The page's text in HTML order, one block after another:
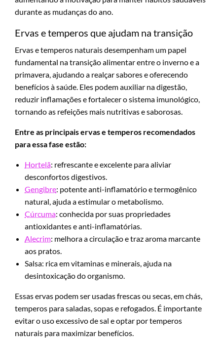
durante as mudanças do ano.
Ervas e temperos que ajudam na transição
Ervas e temperos naturais desempenham um papel
fundamental na transição alimentar entre o inverno e a
primavera, ajudando a realçar sabores e oferecendo
benefícios à saúde. Eles podem auxiliar na digestão,
reduzir inflamações e fortalecer o sistema imunológico,
tornando as refeições mais nutritivas e saborosas.
Entre as principais ervas e temperos recomendados
para essa fase estão:
Hortelã: refrescante e excelente para aliviar
desconfortos digestivos.
Gengibre: potente anti-inflamatório e termogênico
natural, ajuda a estimular o metabolismo.
Cúrcuma: conhecida por suas propriedades
antioxidantes e anti-inflamatórias.
Alecrim: melhora a circulação e traz aroma marcante
aos pratos.
Salsa: rica em vitaminas e minerais, ajuda na
desintoxicação do organismo.
Essas ervas podem ser usadas frescas ou secas, em chás,
temperos para saladas, sopas e refogados. É importante
evitar o uso excessivo de sal e optar por temperos
naturais para maximizar benefícios.